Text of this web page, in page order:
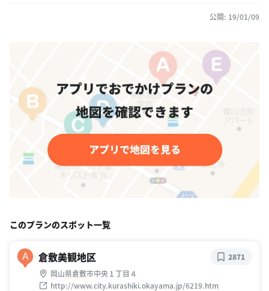
公開: 19/01/09
このプランのスポット一覧
A 倉敷美観地区
岡山県倉敷市中央１丁目４
http://www.city.kurashiki.okayama.jp/6219.htm
2871